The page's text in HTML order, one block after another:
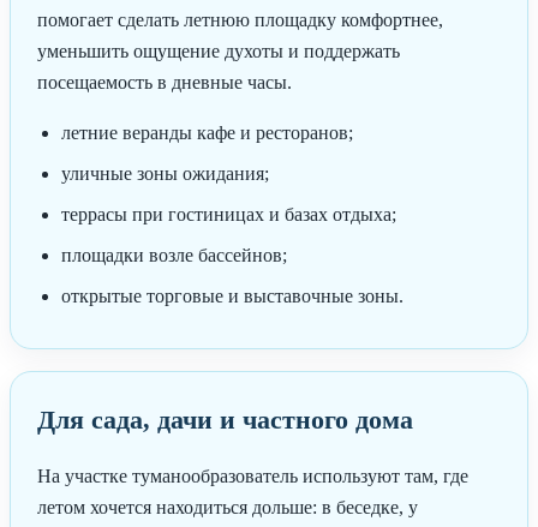
помогает сделать летнюю площадку комфортнее,
уменьшить ощущение духоты и поддержать
посещаемость в дневные часы.
летние веранды кафе и ресторанов;
уличные зоны ожидания;
террасы при гостиницах и базах отдыха;
площадки возле бассейнов;
открытые торговые и выставочные зоны.
Для сада, дачи и частного дома
На участке туманообразователь используют там, где
летом хочется находиться дольше: в беседке, у